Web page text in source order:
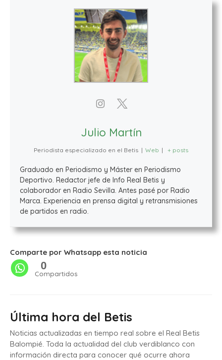
Julio Martín
Periodista especializado en el Betis | Web | + posts
Graduado en Periodismo y Máster en Periodismo
Deportivo. Redactor jefe de Info Real Betis y
colaborador en Radio Sevilla. Antes pasé por Radio
Marca. Experiencia en prensa digital y retransmisiones
de partidos en radio.
Comparte por Whatsapp esta noticia
0
Compartidos
Última hora del Betis
Noticias actualizadas en tiempo real sobre el Real Betis
Balompié. Toda la actualidad del club verdiblanco con
información directa para conocer qué ocurre ahora